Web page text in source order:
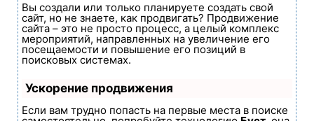
Вы создали или только планируете создать свой
сайт, но не знаете, как продвигать? Продвижение
сайта – это не просто процесс, а целый комплекс
мероприятий, направленных на увеличение его
посещаемости и повышение его позиций в
поисковых системах.
Ускорение продвижения
Если вам трудно попасть на первые места в поиске